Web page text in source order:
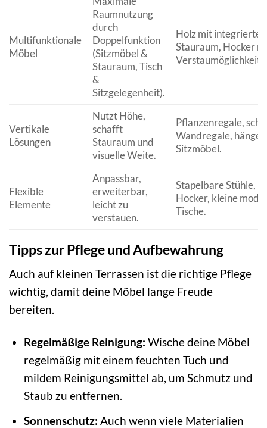
Multifunktionale
Möbel
Raumnutzung
durch
Doppelfunktion
(Sitzmöbel &
Stauraum, Tisch
&
Sitzgelegenheit).
Holz mit
Stauraum, Hocker
Verstaumöglichkeit.
Vertikale
Lösungen
Nutzt Höhe,
schafft
Stauraum und
visuelle Weite.
Pflanzenregale,
Wandregale,
Sitzmöbel.
Flexible
Elemente
Anpassbar,
erweiterbar,
leicht zu
verstauen.
Stapelbare Stühle,
Hocker, kleine
Tische.
Tipps zur Pflege und Aufbewahrung
Auch auf kleinen Terrassen ist die richtige Pflege
wichtig, damit deine Möbel lange Freude
bereiten.
Regelmäßige Reinigung: Wische deine Möbel
regelmäßig mit einem feuchten Tuch und
mildem Reinigungsmittel ab, um Schmutz und
Staub zu entfernen.
Sonnenschutz: Auch wenn viele Materialien